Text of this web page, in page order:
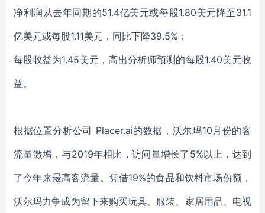
净利润从去年同期的51.4亿美元或每股1.80美元降至31.1
亿美元或每股1.11美元，同比下降39.5%；
每股收益为1.45美元，高出分析师预测的每股1.40美元收
益。
根据位置分析公司 Placer.ai的数据，沃尔玛10月份的客
流量激增，与2019年相比，访问量增长了5%以上，达到
了今年来最高客流量。凭借19%的食品和饮料市场份额，
沃尔玛力争成为留下来购买玩具、服装、家居用品、电视